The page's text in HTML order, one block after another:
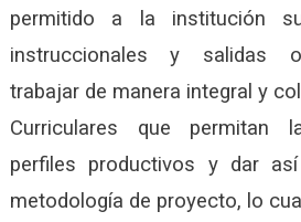
permitido a la institución
instruccionales y salidas
trabajar de manera integral y
Curriculares que permitan
perfiles productivos y dar
metodología de proyecto, lo